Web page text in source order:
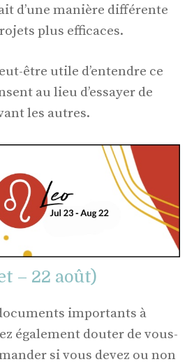
d’une manière différente
plus efficaces.
être utile d’entendre ce
au lieu d’essayer de
les autres.
– 22 août)
importants à
également douter de vous-
si vous devez ou non